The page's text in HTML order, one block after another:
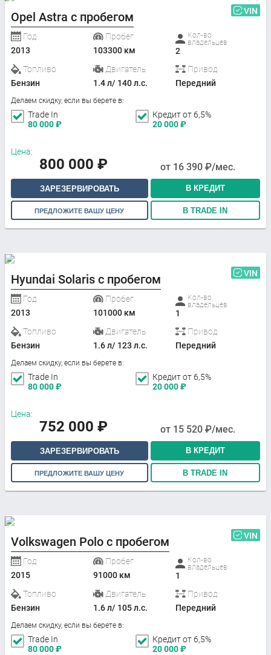
Opel Astra с пробегом VIN
Год
2013
Пробег
103300 км
Кол-во
владельцев
2
Топливо
Бензин
Двигатель
1.4 л/ 140 л.с.
Привод
Передний
Делаем скидку, если вы берете в:
Trade In
80 000₽
Кредит от 6,5%
20 000₽
Цена:
800 000 ₽ от 16 390 ₽/мес.
ЗАРЕЗЕРВИРОВАТЬ В КРЕДИТ
ПРЕДЛОЖИТЕ ВАШУ ЦЕНУ В TRADE IN
Hyundai Solaris с пробегом VIN
Год
2013
Пробег
101000 км
Кол-во
владельцев
1
Топливо
Бензин
Двигатель
1.6 л/ 123 л.с.
Привод
Передний
Делаем скидку, если вы берете в:
Trade In
80 000₽
Кредит от 6,5%
20 000₽
Цена:
752 000 ₽ от 15 520 ₽/мес.
ЗАРЕЗЕРВИРОВАТЬ В КРЕДИТ
ПРЕДЛОЖИТЕ ВАШУ ЦЕНУ В TRADE IN
Volkswagen Polo с пробегом VIN
Год
2015
Пробег
91000 км
Кол-во
владельцев
1
Топливо
Бензин
Двигатель
1.6 л/ 105 л.с.
Привод
Передний
Делаем скидку, если вы берете в:
Trade In
80 000₽
Кредит от 6,5%
20 000₽